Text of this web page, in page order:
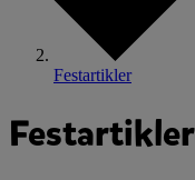
Festartikler
Festartikler